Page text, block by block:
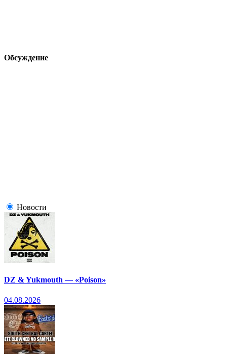
Обсуждение
Новости
DZ & Yukmouth — «Poison»
04.08.2026